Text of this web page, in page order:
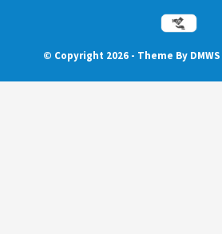
© Copyright 2026 - Theme By DMWS